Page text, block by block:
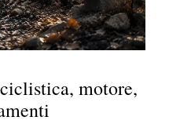
motore,